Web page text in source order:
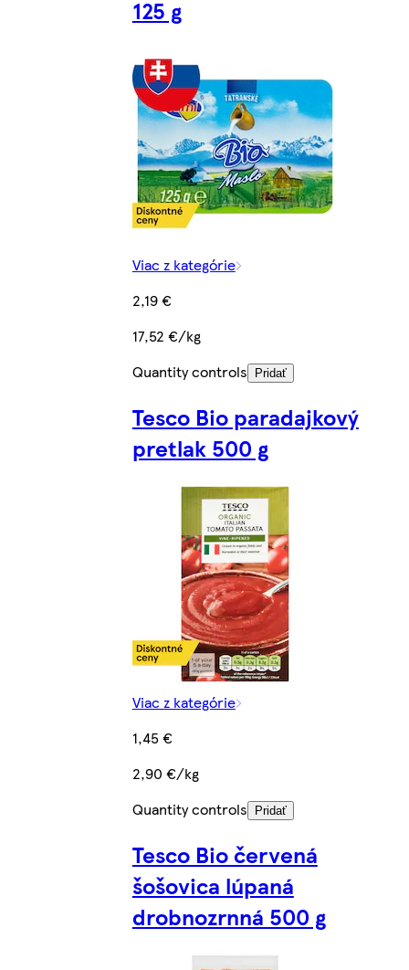
125 g
Viac z kategórie
2,19 €
17,52 €/kg
Quantity controls
Pridať
Tesco Bio paradajkový
pretlak 500 g
Viac z kategórie
1,45 €
2,90 €/kg
Quantity controls
Pridať
Tesco Bio červená
šošovica lúpaná
drobnozrnná 500 g